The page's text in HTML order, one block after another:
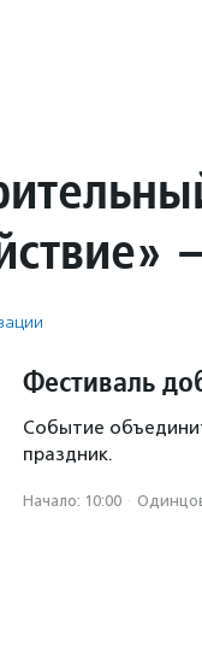
Фестиваль
Событие
праздник.
Начало: 10:00 ·